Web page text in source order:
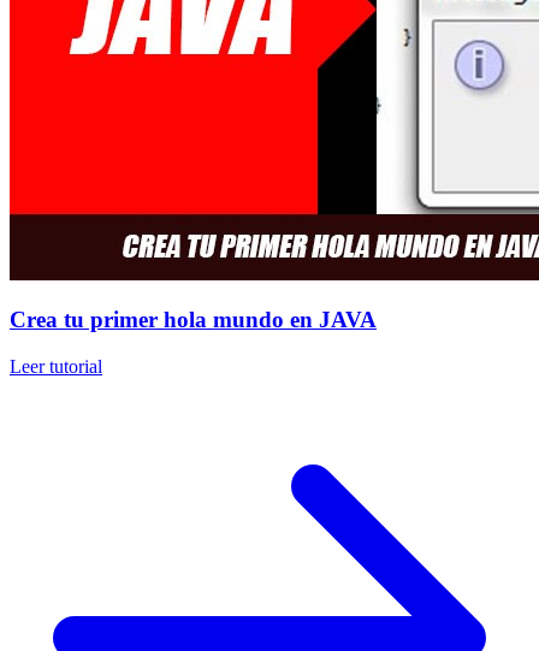
Crea tu primer hola mundo en JAVA
Leer tutorial